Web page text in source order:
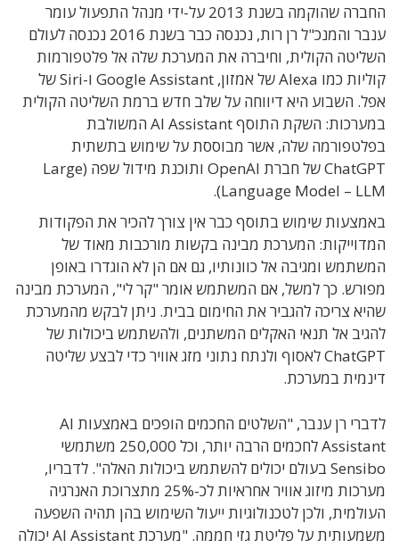
החברה שהוקמה בשנת 2013 על-ידי מנהל התפעול עומר
ענבר והמנכ"ל רן רות, נכנסה כבר בשנת 2016 נכנסה לעולם
השליטה הקולית, וחיברה את המערכת שלה אל פלטפורמות
קוליות כמו Alexa של אמזון, Google Assistant ו-Siri של
אפל. השבוע היא דיווחה על שלב חדש ברמת השליטה הקולית
במערכות: השקת התוסף AI Assistant המשולבת
בפלטפורמה שלה, אשר מבוססת על שימוש בתשתית
ChatGPT של חברת OpenAI ותוכנת מידול שפה (Large
Language Model – LLM).
באמצעות שימוש בתוסף כבר אין צורך להכיר את הפקודות
המדוייקות: המערכת מבינה בקשות מורכבות מאוד של
המשתמש ומגיבה אל כוונותיו, גם אם הן לא הוגדרו באופן
מפורש. כך למשל, אם המשתמש אומר "קר לי", המערכת מבינה
שהיא צריכה להגביר את החימום בבית. ניתן לבקש מהמערכת
להגיב אל תנאי האקלים המשתנים, ולהשתמש ביכולות של
ChatGPT לאסוף ולנתח נתוני מזג אוויר כדי לבצע שליטה
דינמית במערכת.
לדברי רן ענבר, "השלטים החכמים הופכים באמצעות AI
Assistant לחכמים הרבה יותר, וכל 250,000 משתמשי
Sensibo בעולם יכולים להשתמש ביכולות האלה". לדבריו,
מערכות מיזוג אוויר אחראיות לכ-25% מתצרוכת האנרגיה
העולמית, ולכן לטכנולוגיות ייעול השימוש בהן תהיה השפעה
משמעותית על פליטת גזי חממה. "מערכת AI Assistant יכולה